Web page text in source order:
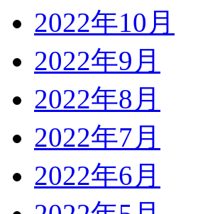
2022年10月
2022年9月
2022年8月
2022年7月
2022年6月